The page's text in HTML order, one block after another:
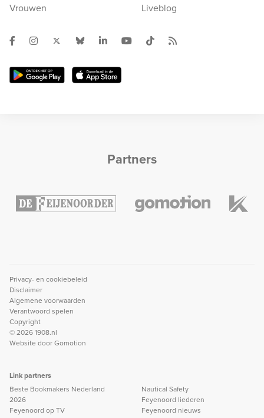
Vrouwen
Liveblog
Partners
Privacy- en cookiebeleid
Disclaimer
Algemene voorwaarden
Verantwoord spelen
Copyright
© 2026 1908.nl
Website doorGomotion
Link partners
Beste Bookmakers Nederland
2026
Feyenoord op TV
Nautical Safety
Feyenoord liederen
Feyenoord nieuws